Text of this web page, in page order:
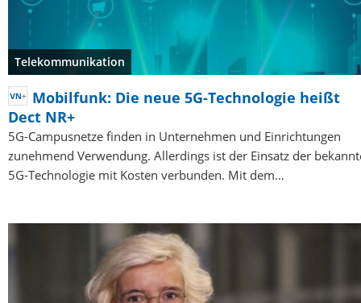
Telekommunikation
Mobilfunk: Die neue 5G-Technologie heißt
Dect NR+
5G-Campusnetze finden in Unternehmen und Einrichtungen
zunehmend Verwendung. Allerdings ist der Einsatz der
5G-Technologie mit Kosten verbunden. Mit dem…